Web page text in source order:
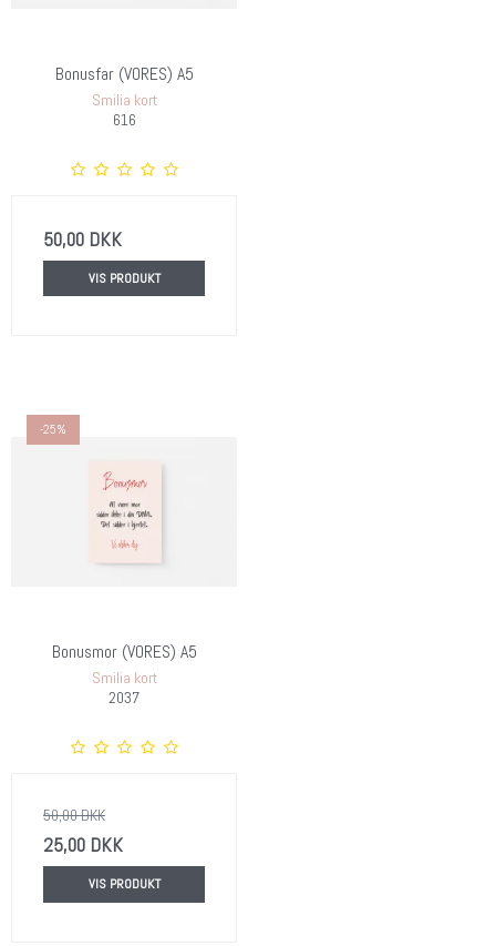
Bonusfar (VORES) A5
Smilia kort
616
50,00 DKK
VIS PRODUKT
-25%
Bonusmor (VORES) A5
Smilia kort
2037
50,00 DKK
25,00 DKK
VIS PRODUKT